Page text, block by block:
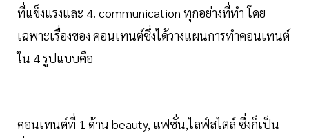
ที่แข็งแรงและ 4. communication ทุกอย่างที่ทำ โดย
เฉพาะเรื่องของ คอนเทนต์ซึ่งได้วางแผนการทำคอนเทนต์
ใน 4 รูปแบบคือ
คอนเทนต์ที่ 1 ด้าน beauty, แฟชั่น,ไลฟ์สไตล์ ซึ่งก็เป็น